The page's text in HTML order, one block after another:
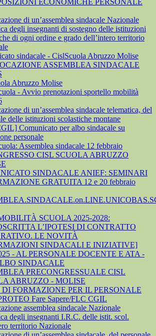
ECONOMICHE PERSONALE
di un’assemblea sindacale Nazionale
degli insegnanti di sostegno delle istituzioni
di ogni ordine e grado dell’intero territorio
sindacale - CislScuola Abruzzo Molise
ASSEMBLEA SINDACALE
Abruzzo Molise
- Avvio prenotazioni sportello mobilità
di un’assemblea sindacale telematica, del
delle istituzioni scolastiche montane
Comunicato per albo sindacale su
personale
Assemblea sindacale 12 febbraio
CISL SCUOLA ABRUZZO
SINDACALE ANIEF: SEMINARI
GRATUITA 12 e 20 febbraio
SCUOLA 2025-2028:
L’IPOTESI DI CONTRATTO
LE NOVITÀ
SINDACALI E INIZIATIVE]
- AL PERSONALE DOCENTE E ATA -
SINDACALE
PRECONGRESSUALE CISL
ABRUZZO - MOLISE
DI FORMAZIONE PER IL PERSONALE
Fare Sapere/FLC CGIL
assemblea sindacale Nazionale
degli insegnanti I.R.C. delle istit. scol.
territorio Nazionale